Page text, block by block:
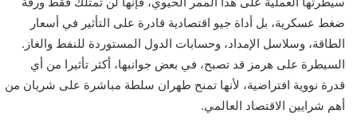
ضغط عسكرية، بل أداة جيو اقتصادية قادرة على التأثير في أسعار
الطاقة، وسلاسل الإمداد، وحسابات الدول المستوردة للنفط والغاز.
السيطرة على هرمز قد تصبح، في بعض جوانبها، أكثر تأثيرا من أي
قدرة نووية افتراضية، لأنها تمنح طهران سلطة مباشرة على شريان من
أهم شرايين الاقتصاد العالمي.